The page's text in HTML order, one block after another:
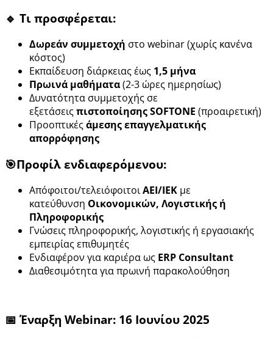
🔹 Τι προσφέρεται:
Δωρεάν συμμετοχή στο webinar (χωρίς κανένα
κόστος)
Εκπαίδευση διάρκειας έως 1,5 μήνα
Πρωινά μαθήματα(2-3 ώρες ημερησίως)
Δυνατότητα συμμετοχής σε
εξετάσειςπιστοποίησης SOFTONE (προαιρετική)
Προοπτικέςάμεσης επαγγελματικής
απορρόφησης
🎯Προφίλ ενδιαφερόμενου:
Απόφοιτοι/τελειόφοιτοιΑΕΙ/ΙΕΚ με
κατεύθυνση Οικονομικών, Λογιστικής ή
Πληροφορικής
Γνώσεις πληροφορικής, λογιστικής ή εργασιακής
εμπειρίας επιθυμητές
Ενδιαφέρον για καριέρα ως ERP Consultant
Διαθεσιμότητα για πρωινή παρακολούθηση
📅 Έναρξη Webinar: 16 Ιουνίου 2025